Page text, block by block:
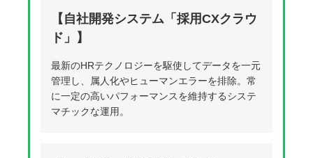
【自社開発システム「採用CXクラウ
ド」】
最新のHRテクノロジーを駆使してデータを一元
管理し、属人化やヒューマンエラーを排除。常
に一定の高いパフォーマンスを維持するシステ
マチックな運用。